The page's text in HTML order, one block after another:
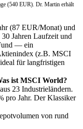
(540 EUR). Dr. Martin erhält
(87 EUR/Monat) und
Jahren Laufzeit und
— ein
(z.B. MSCI
für langfristigen
ist MSCI World?
23 Industrieländern.
pro Jahr. Der Klassiker
von rund